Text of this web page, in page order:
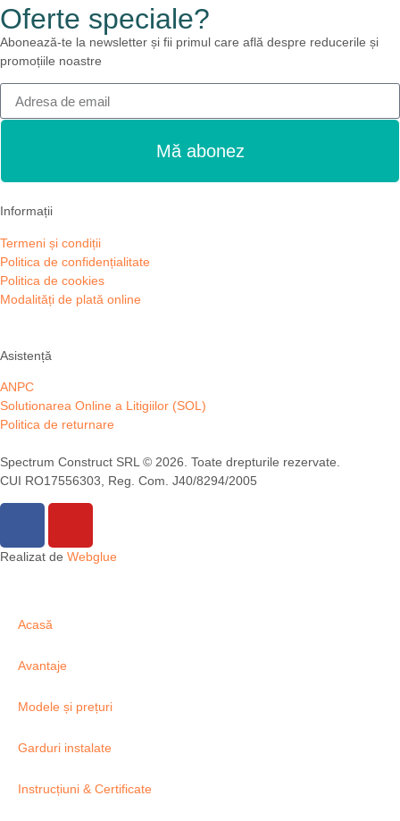
Oferte speciale?
Abonează-te la newsletter și fii primul care află despre reducerile și
promoțiile noastre
Mă abonez
Informații
Termeni și condiții
Politica de confidențialitate
Politica de cookies
Modalități de plată online
Asistență
ANPC
Solutionarea Online a Litigiilor (SOL)
Politica de returnare
Spectrum Construct SRL © 2026. Toate drepturile rezervate.
CUI RO17556303, Reg. Com. J40/8294/2005
Realizat de Webglue
Acasă
Avantaje
Modele și prețuri
Garduri instalate
Instrucțiuni & Certificate